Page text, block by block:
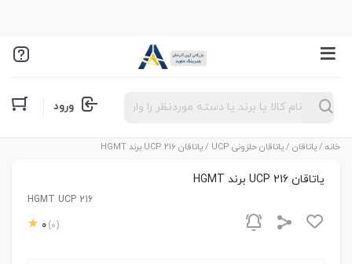
Products
search ورود
خانه /یاتاقان /یاتاقان حلزونی UCP / یاتاقان UCP 216 برند HGMT
یاتاقان UCP 216 برند HGMT
HGMT UCP 216
0 (0)